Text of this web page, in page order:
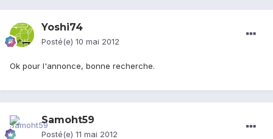
Yoshi74
Posté(e) 10 mai 2012
Ok pour l'annonce, bonne recherche.
Samoht59
Posté(e) 11 mai 2012